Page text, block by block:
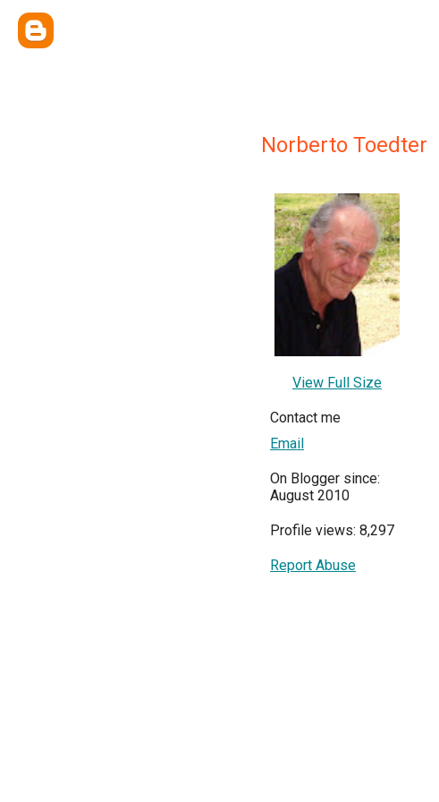
Norberto Toedter
View Full Size
Contact me
Email
On Blogger since:
August 2010
Profile views: 8,297
Report Abuse